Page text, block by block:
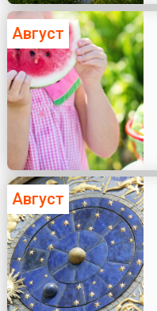
Август
Август